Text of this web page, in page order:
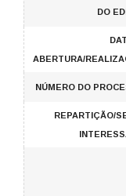
DO
ABERTURA/
NÚMERO DO
REPARTIÇÃO/